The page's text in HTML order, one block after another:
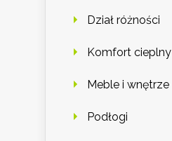
Dział różności
Komfort cieplny
Meble i wnętrze
Podłogi